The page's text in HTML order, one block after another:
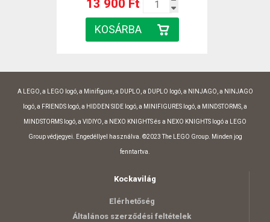
13 900 Ft
A LEGO, a LEGO logó, a Minifigure, a DUPLO, a DUPLO logó, a NINJAGO, a NINJAGO
logó, a FRIENDS logó, a HIDDEN SIDE logó, a MINIFIGURES logó, a MINDSTORMS, a
MINDSTORMS logó, a VIDIYO, a NEXO KNIGHTS és a NEXO KNIGHTS logó a LEGO
Group védjegyei. Engedéllyel használva. ©2023 The LEGO Group. Minden jog
fenntartva.
Kockavilág
Elérhetőség
Általános szerződési feltételek